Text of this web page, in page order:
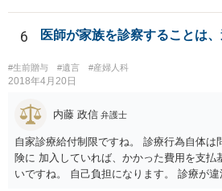
否するそぶりもなかったので合意の上とな
の合意があることは特に問題にならない
実確認までしたほうがよいのか ★本当に妊
であると主張するのであれば、DNA鑑定を
るかと思います ④慰謝料請求されるのか ★
け入れていると言えます。 当方行為が不法
ないかと思います。 相手方が揺さぶりをか
理人を立てて、事実確認のほか対応の全て
方もあります。 妊娠をしたという話をベー
るところなので、もし相手方が脅し含みで
6 医師が家族を診察することは
#生前贈与 #遺言 #産婦人科
2018年4月20日
内藤 政信 弁護士
自家診療給付制限ですね。 診療行為自体は
険に 加入していれば、かかった費用を支払
いですね。 自己負担になります。 診療が